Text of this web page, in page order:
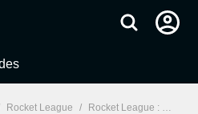
Rocket League / Rocket League : Worlds Championship annulés à cause du coronavirus